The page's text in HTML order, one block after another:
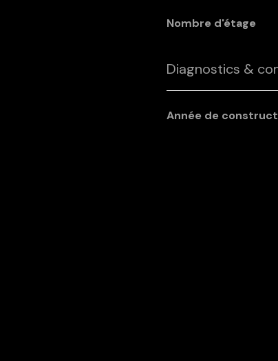
Nombre d'étage
Diagnostics &
Année de